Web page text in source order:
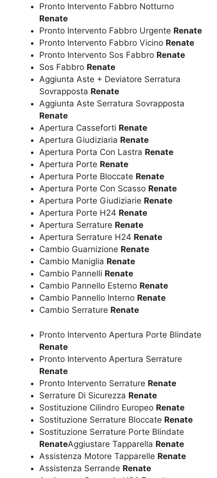
Pronto Intervento Fabbro Notturno
Renate
Pronto Intervento Fabbro Urgente Renate
Pronto Intervento Fabbro Vicino Renate
Pronto Intervento Sos Fabbro Renate
Sos Fabbro Renate
Aggiunta Aste + Deviatore Serratura
Sovrapposta Renate
Aggiunta Aste Serratura Sovrapposta
Renate
Apertura Casseforti Renate
Apertura Giudiziaria Renate
Apertura Porta Con Lastra Renate
Apertura Porte Renate
Apertura Porte Bloccate Renate
Apertura Porte Con Scasso Renate
Apertura Porte Giudiziarie Renate
Apertura Porte H24 Renate
Apertura Serrature Renate
Apertura Serrature H24 Renate
Cambio Guarnizione Renate
Cambio Maniglia Renate
Cambio Pannelli Renate
Cambio Pannello Esterno Renate
Cambio Pannello Interno Renate
Cambio Serrature Renate
Pronto Intervento Apertura Porte Blindate
Renate
Pronto Intervento Apertura Serrature
Renate
Pronto Intervento Serrature Renate
Serrature Di Sicurezza Renate
Sostituzione Cilindro Europeo Renate
Sostituzione Serrature Bloccate Renate
Sostituzione Serrature Porte Blindate
RenateAggiustare Tapparella Renate
Assistenza Motore Tapparelle Renate
Assistenza Serrande Renate